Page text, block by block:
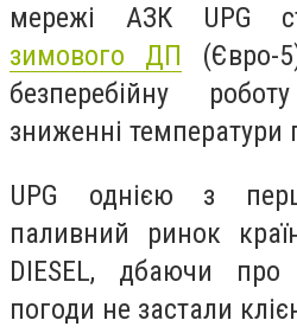
мережі АЗК UPG
зимового ДП (Євро-
безперебійну
зниженні температури
UPG однією з
паливний ринок
DIESEL, дбаючи
погоди не застали